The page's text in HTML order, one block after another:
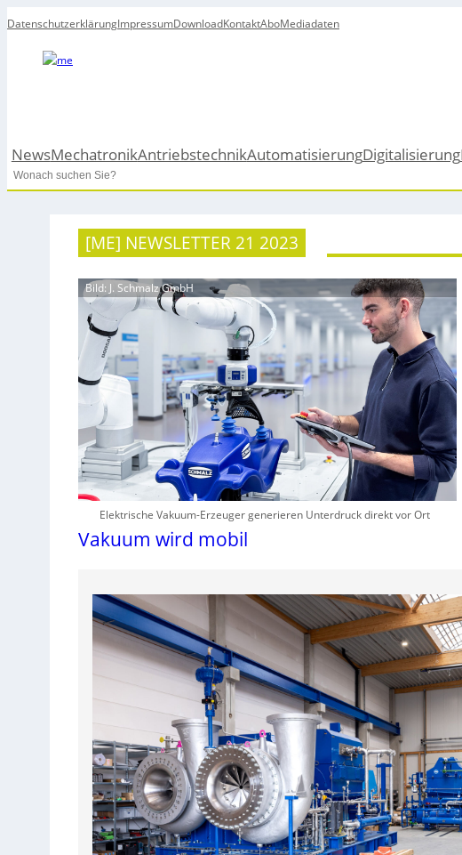
DatenschutzerklärungImpressumDownloadKontaktAboMediadaten
NewsMechatronikAntriebstechnikAutomatisierungDigitalisierung
Search
[ME] NEWSLETTER 21 2023
Bild: J. Schmalz GmbH
Elektrische Vakuum-Erzeuger generieren Unterdruck direkt vor Ort
Vakuum wird mobil